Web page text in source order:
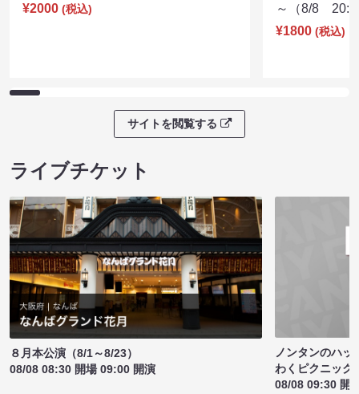
¥2000 (税込)
～（8/8
¥1800 (税込)
サイトを閲覧する
ライブチケット
８月本公演（8/1～8/23）
08/08 08:30 開場 09:00 開演
ノンタンのハッ
わくピクニック
08/08 09:30 開